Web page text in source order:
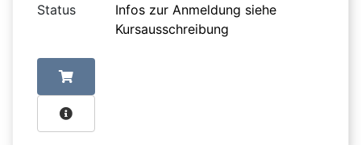
Status
Infos zur Anmeldung siehe
Kursausschreibung